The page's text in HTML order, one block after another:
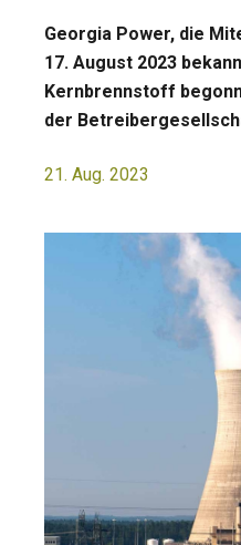
Georgia Power, die
17. August 2023
Kernbrennstoff
der
21. Aug. 2023